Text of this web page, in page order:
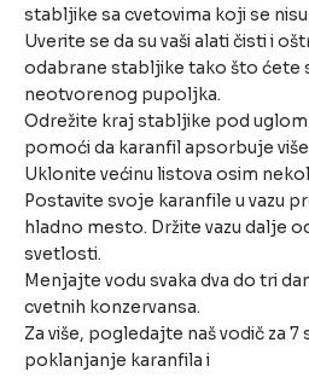
stabljike sa cvetovima koji se
Uverite se da su vaši alati čisti i
odabrane stabljike tako što ćete
neotvorenog pupoljka.
Odrežite kraj stabljike pod
pomoći da karanfil apsorbuje više
Uklonite većinu listova osim
Postavite svoje karanfile u vazu
hladno mesto. Držite vazu dalje
svetlosti.
Menjajte vodu svaka dva do tri
cvetnih konzervansa.
Za više, pogledajte naš vodič za 7
poklanjanje karanfila i